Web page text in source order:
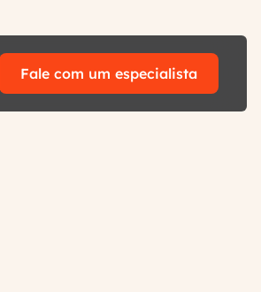
Fale com um especialista